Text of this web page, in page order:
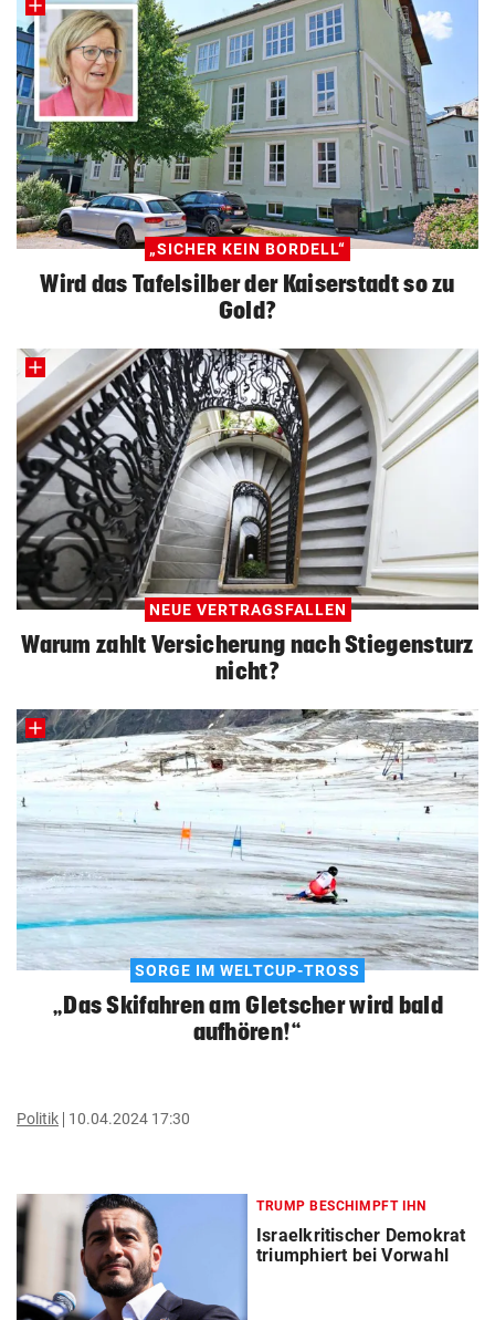
„SICHER KEIN BORDELL“
Wird das Tafelsilber der Kaiserstadt so zu
Gold?
NEUE VERTRAGSFALLEN
Warum zahlt Versicherung nach Stiegensturz
nicht?
SORGE IM WELTCUP-TROSS
„Das Skifahren am Gletscher wird bald
aufhören!“
Politik 10.04.2024 17:30
TRUMP BESCHIMPFT IHN
Israelkritischer Demokrat
triumphiert bei Vorwahl